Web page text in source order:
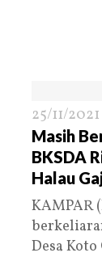
25/11/2021
Masih
BKSDA
Halau
KAMPAR
Desa Koto